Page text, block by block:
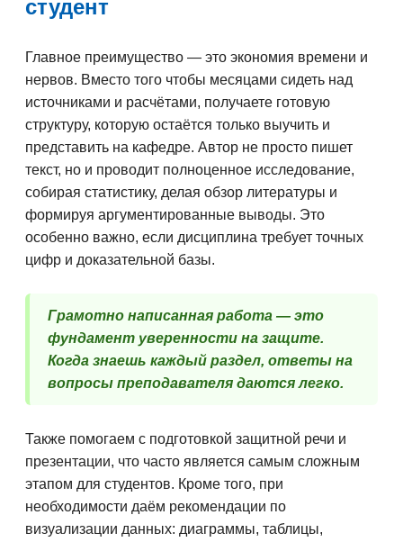
студент
Главное преимущество — это экономия времени и
нервов. Вместо того чтобы месяцами сидеть над
источниками и расчётами, получаете готовую
структуру, которую остаётся только выучить и
представить на кафедре. Автор не просто пишет
текст, но и проводит полноценное исследование,
собирая статистику, делая обзор литературы и
формируя аргументированные выводы. Это
особенно важно, если дисциплина требует точных
цифр и доказательной базы.
Грамотно написанная работа — это
фундамент уверенности на защите.
Когда знаешь каждый раздел, ответы на
вопросы преподавателя даются легко.
Также помогаем с подготовкой защитной речи и
презентации, что часто является самым сложным
этапом для студентов. Кроме того, при
необходимости даём рекомендации по
визуализации данных: диаграммы, таблицы,